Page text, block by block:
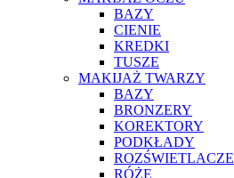
BAZY
CIENIE
KREDKI
TUSZE
MAKIJAŻ TWARZY
BAZY
BRONZERY
KOREKTORY
PODKŁADY
ROZŚWIETLACZE
RÓŻE